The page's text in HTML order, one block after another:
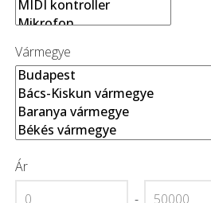
Vármegye
Ár
-